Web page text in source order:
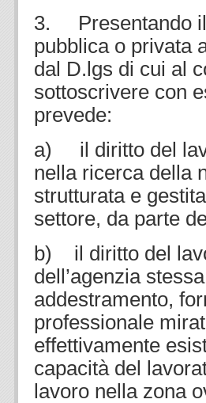
3. Presentando il
pubblica o privata
dal D.lgs di cui al
sottoscrivere con
prevede:
a) il diritto del
nella ricerca della
strutturata e
settore, da parte
b) il diritto del
dell’agenzia
addestramento,
professionale
effettivamente
capacità del
lavoro nella zona